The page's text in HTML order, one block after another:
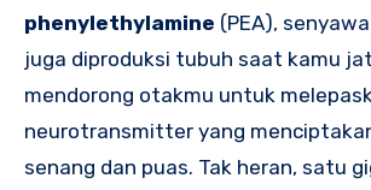
phenylethylamine (PEA),
juga diproduksi tubuh saat kamu
mendorong otakmu untuk
neurotransmitter yang
senang dan puas. Tak heran, satu